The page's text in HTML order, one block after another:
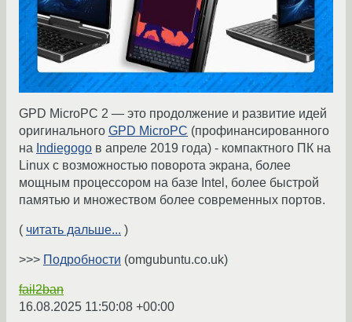
GPD MicroPC 2 — это продолжение и развитие идей
оригинального GPD MicroPC (профинансированного
на Indiegogo в апреле 2019 года) - компактного ПК на
Linux с возможностью поворота экрана, более
мощным процессором на базе Intel, более быстрой
памятью и множеством более современных портов.
( читать дальше... )
>>> Подробности (omgubuntu.co.uk)
fail2ban
16.08.2025 11:50:08 +00:00